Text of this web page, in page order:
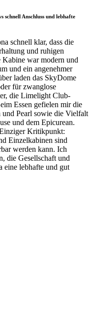
schnell Anschluss und lebhafte
schnell klar, dass die
und ruhigen
Kabine war modern und
und ein angenehmer
laden das SkyDome
für zwanglose
die Limelight Club-
Essen gefielen mir die
Pearl sowie die Vielfalt
und dem Epicurean.
Kritikpunkt:
Einzelkabinen sind
werden kann. Ich
die Gesellschaft und
eine lebhafte und gut